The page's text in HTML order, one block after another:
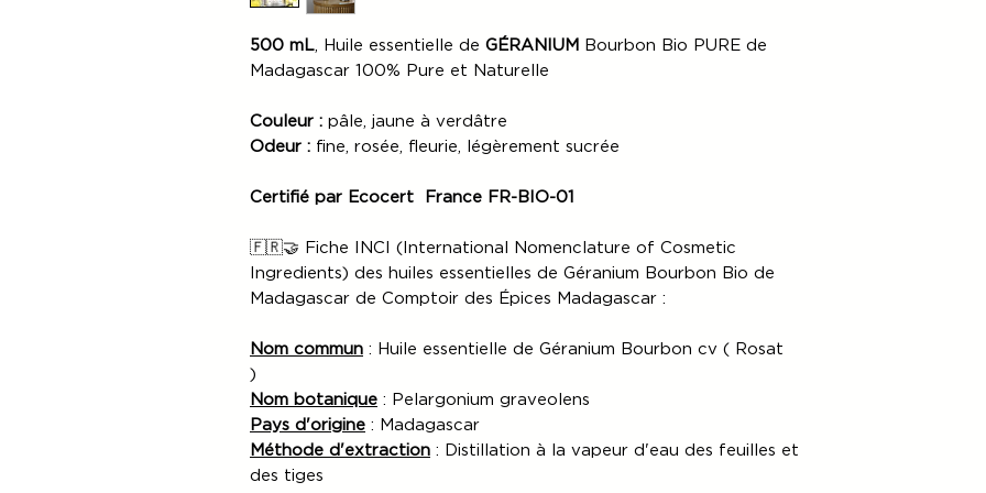
500 mL, Huile essentielle de GÉRANIUM
Bourbon Bio PURE de
Madagascar 100% Pure et Naturelle
Couleur : pâle, jaune à verdâtre
Odeur : fine, rosée, fleurie, légèrement sucrée
Certifié par Ecocert France FR-BIO-01
🇫🇷🤝 Fiche INCI (International Nomenclature of Cosmetic
Ingredients) des huiles essentielles de Géranium Bourbon Bio de
Madagascar de Comptoir des Épices Madagascar :
Nom commun : Huile essentielle de Géranium Bourbon cv ( Rosat
)
Nom botanique : Pelargonium graveolens
Pays d'origine : Madagascar
Méthode d'extraction : Distillation à la vapeur d'eau des feuilles et
des tiges